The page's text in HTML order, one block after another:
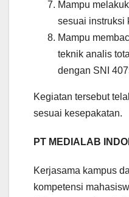
Mampu
sesuai instruksi
Mampu
teknik analis
dengan SNI
Kegiatan tersebut
sesuai kesepakatan.
PT MEDIALAB
Kerjasama kampus
kompetensi